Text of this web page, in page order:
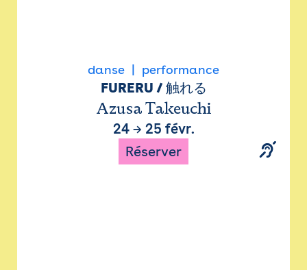
danse performance
FURERU / 触れる
Azusa Takeuchi
24→ 25 févr.
Réserver